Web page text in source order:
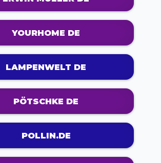
YOURHOME DE
LAMPENWELT DE
PÖTSCHKE DE
POLLIN.DE